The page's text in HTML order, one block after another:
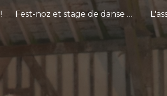
content Skip
Fest-noz et stage de danse 2026